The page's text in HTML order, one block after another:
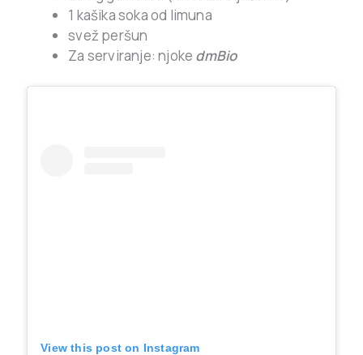
1 kašika soka od limuna
svež peršun
Za serviranje: njoke dmBio
View this post on Instagram